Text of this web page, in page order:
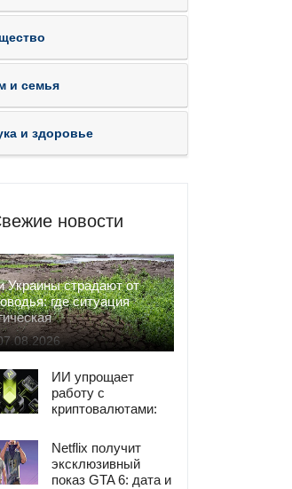
и семья
и здоровье
новости
Украины страдают от
где ситуация
ИИ упрощает
работу с
криптовалютами:
управление
Netflix получит
эксклюзивный
показ GTA 6: дата и